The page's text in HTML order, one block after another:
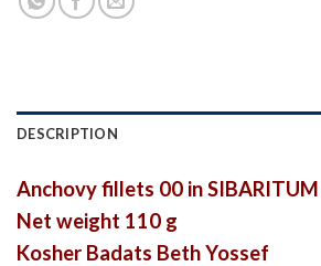
DESCRIPTION
Anchovy fillets 00 in
Net weight 110 g
Kosher Badats Beth Yossef